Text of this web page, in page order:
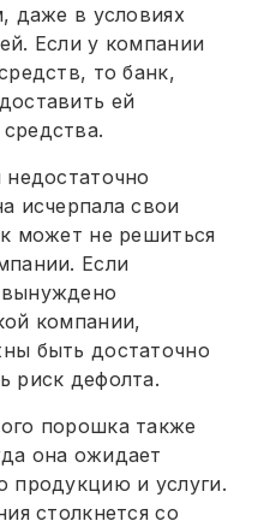
даже в условиях
Если у компании
то банк,
ей
исчерпала свои
может не решиться
Если
компании,
быть достаточно
риск дефолта.
порошка также
она ожидает
продукцию и услуги.
столкнется со